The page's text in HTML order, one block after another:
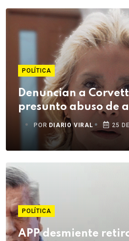
POLÍTICA
Denuncian a
presunto abuso de
POR DIARIO VIRAL 25
POLÍTICA
APP desmiente